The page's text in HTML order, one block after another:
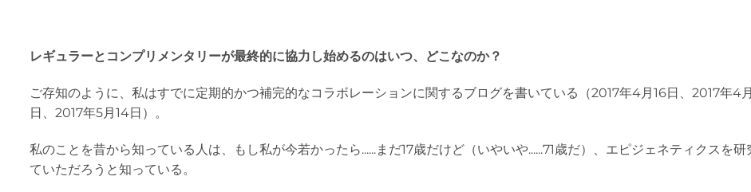
レギュラーとコンプリメンタリーが最終的に協力し始めるのはいつ、どこなのか？
ご存知のように、私はすでに定期的かつ補完的なコラボレーションに関するブログを書いている（2017年4月16日、2017年4
日、2017年5月14日）。
私のことを昔から知っている人は、もし私が今若かったら......まだ17歳だけど（いやいや......71歳だ）、エピジェネティクスを研
ていただろうと知っている。